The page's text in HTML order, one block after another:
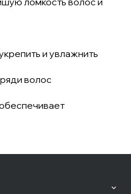
и увлажнить
волос